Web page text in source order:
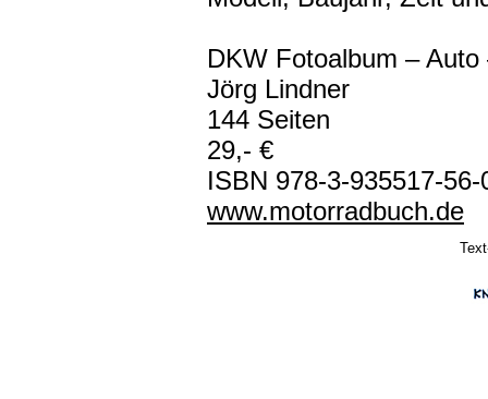
DKW Fotoalbum – Auto
Jörg Lindner
144 Seiten
29,- €
ISBN 978-3-935517-
www.motorradbuch.de